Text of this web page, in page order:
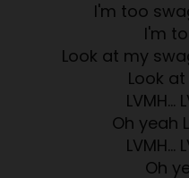
I'm too
I'm
Look at my
Look
LVMH…
Oh yeah
LVMH…
Oh